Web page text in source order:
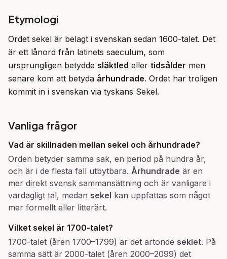
Etymologi
Ordet sekel är belagt i svenskan sedan 1600-talet. Det
är ett lånord från latinets saeculum, som
ursprungligen betydde släktled eller tidsålder men
senare kom att betyda århundrade. Ordet har troligen
kommit in i svenskan via tyskans Sekel.
Vanliga frågor
Vad är skillnaden mellan sekel och århundrade?
Orden betyder samma sak, en period på hundra år,
och är i de flesta fall utbytbara. Århundrade är en
mer direkt svensk sammansättning och är vanligare i
vardagligt tal, medan sekel kan uppfattas som något
mer formellt eller litterärt.
Vilket sekel är 1700-talet?
1700-talet (åren 1700–1799) är det artonde seklet. På
samma sätt är 2000-talet (åren 2000–2099) det